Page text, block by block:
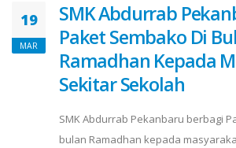
19
MAR
SMK Abdurrab
Paket Sembako Di
Ramadhan Kepada
Sekitar Sekolah
SMK Abdurrab Pekanbaru berbagi
bulan Ramadhan kepada